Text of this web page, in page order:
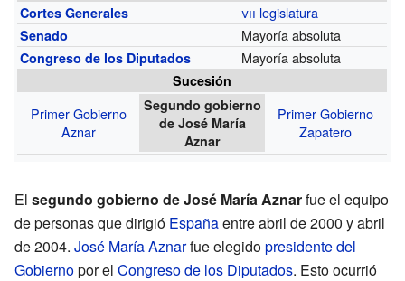
Cortes Generales
vii legislatura
Senado Mayoría absoluta
Congreso de los Diputados Mayoría absoluta
Sucesión
Primer Gobierno
Aznar
Segundo gobierno
de José María
Aznar
Primer Gobierno
Zapatero
El segundo gobierno de José María Aznarfue el equipo
de personas que dirigió Españaentre abril de 2000 y abril
de 2004. José María Aznarfue elegidopresidente del
Gobiernopor el Congreso de los Diputados. Esto ocurrió